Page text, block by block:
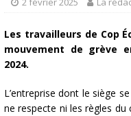
Les travailleurs de Cop
mouvement de grève
2024.
L’entreprise dont le siège
ne respecte ni les règles du